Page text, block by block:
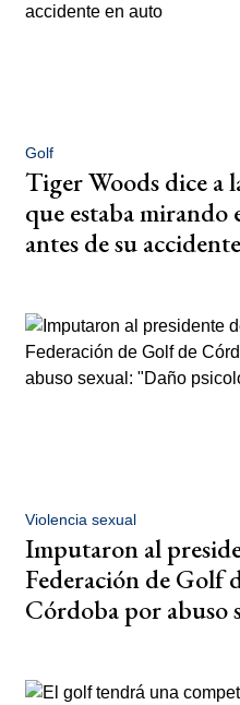
Golf
Tiger Woods dice a
que estaba mirando
antes de su
Violencia sexual
Imputaron al
Federación de Golf
Córdoba por abuso